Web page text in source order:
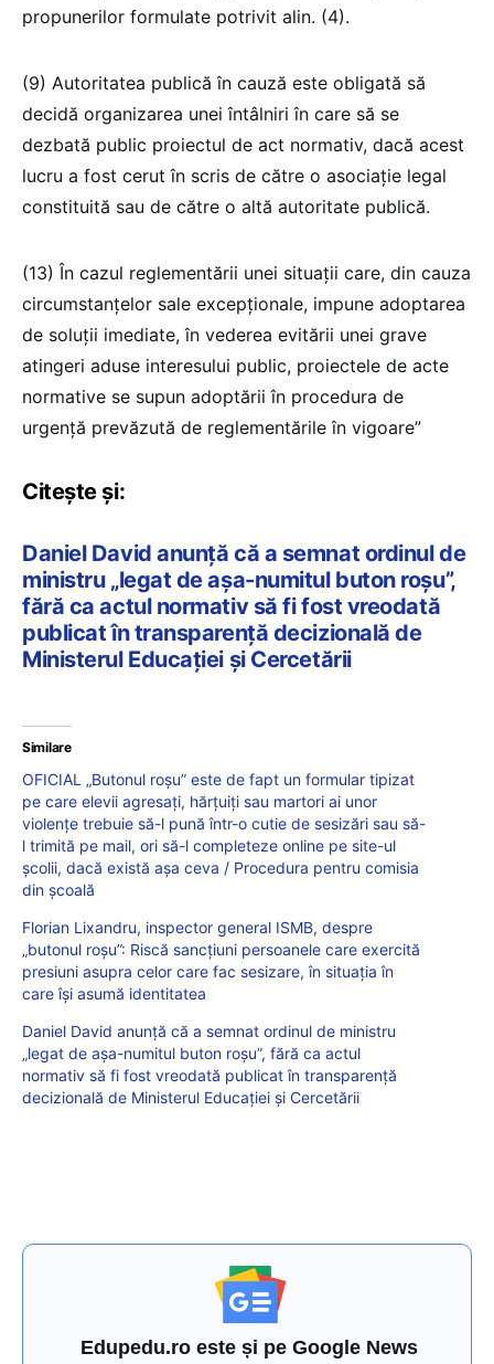
propunerilor formulate potrivit alin. (4).
(9) Autoritatea publică în cauză este obligată să
decidă organizarea unei întâlniri în care să se
dezbată public proiectul de act normativ, dacă acest
lucru a fost cerut în scris de către o asociație legal
constituită sau de către o altă autoritate publică.
(13) În cazul reglementării unei situații care, din cauza
circumstanțelor sale excepționale, impune adoptarea
de soluții imediate, în vederea evitării unei grave
atingeri aduse interesului public, proiectele de acte
normative se supun adoptării în procedura de
urgență prevăzută de reglementările în vigoare”
Citește și:
Daniel David anunță că a semnat ordinul de
ministru „legat de așa-numitul buton roșu”,
fără ca actul normativ să fi fost vreodată
publicat în transparență decizională de
Ministerul Educației și Cercetării
Similare
OFICIAL „Butonul roșu” este de fapt un formular tipizat
pe care elevii agresați, hărțuiți sau martori ai unor
violențe trebuie să-l pună într-o cutie de sesizări sau să-
l trimită pe mail, ori să-l completeze online pe site-ul
școlii, dacă există așa ceva / Procedura pentru comisia
din școală
Florian Lixandru, inspector general ISMB, despre
„butonul roșu”: Riscă sancțiuni persoanele care exercită
presiuni asupra celor care fac sesizare, în situația în
care își asumă identitatea
Daniel David anunță că a semnat ordinul de ministru
„legat de așa-numitul buton roșu”, fără ca actul
normativ să fi fost vreodată publicat în transparență
decizională de Ministerul Educației și Cercetării
Edupedu.ro este și pe Google News